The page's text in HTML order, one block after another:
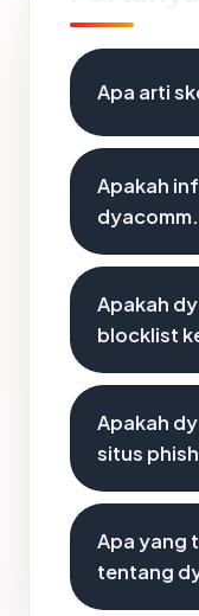
Apa arti
Apakah
Apakah
blocklist
Apakah
situs
Apa yang
tentang